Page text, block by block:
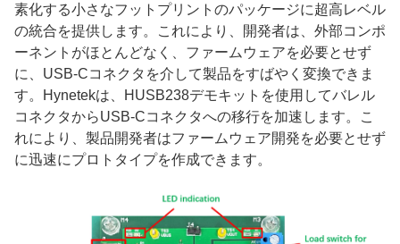
素化する小さなフットプリントのパッケージに超高レベル
の統合を提供します。これにより、開発者は、外部コンポ
ーネントがほとんどなく、ファームウェアを必要とせず
に、USB-Cコネクタを介して製品をすばやく変換できま
す。Hynetekは、HUSB238デモキットを使用してバレル
コネクタからUSB-Cコネクタへの移行を加速します。こ
れにより、製品開発者はファームウェア開発を必要とせず
に迅速にプロトタイプを作成できます。